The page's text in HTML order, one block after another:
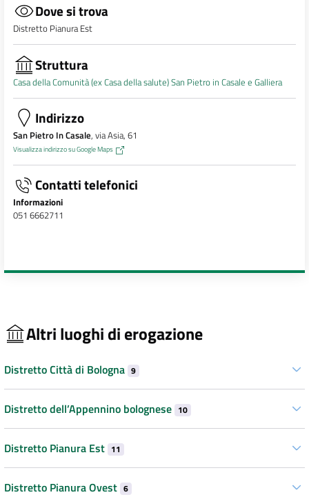
Dove si trova
Distretto Pianura Est
Struttura
Casa della Comunità (ex Casa della salute) San Pietro in Casale e Galliera
Indirizzo
San Pietro In Casale, via Asia, 61
Visualizza indirizzo su Google Maps
Contatti telefonici
Informazioni
051 6662711
Altri luoghi di erogazione
Distretto Città di Bologna 9
Distretto dell’Appennino bolognese 10
Distretto Pianura Est 11
Distretto Pianura Ovest 6